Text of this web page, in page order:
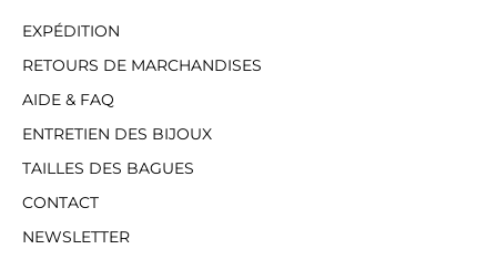
EXPÉDITION
RETOURS DE MARCHANDISES
AIDE & FAQ
ENTRETIEN DES BIJOUX
TAILLES DES BAGUES
CONTACT
NEWSLETTER